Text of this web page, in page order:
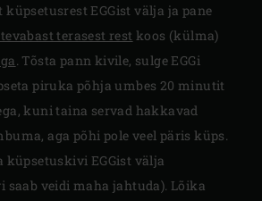
EGGist välja ja pane
terasest rest koos (külma)
. Tõsta pann kivile, sulge EGGi
piruka põhja umbes 20 minutit
kuni taina servad hakkavad
aga põhi pole veel päris küps.
küpsetuskivi EGGist välja
saab veidi maha jahtuda). Lõika